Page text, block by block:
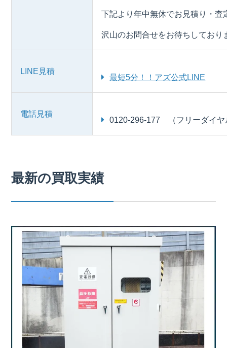
下記より年中無休でお見積り・査
沢山のお問合せをお待ちしており
LINE見積
最短5分！！アズ公式LINE
電話見積
0120-296-177 （フリーダイヤ
最新の買取実績